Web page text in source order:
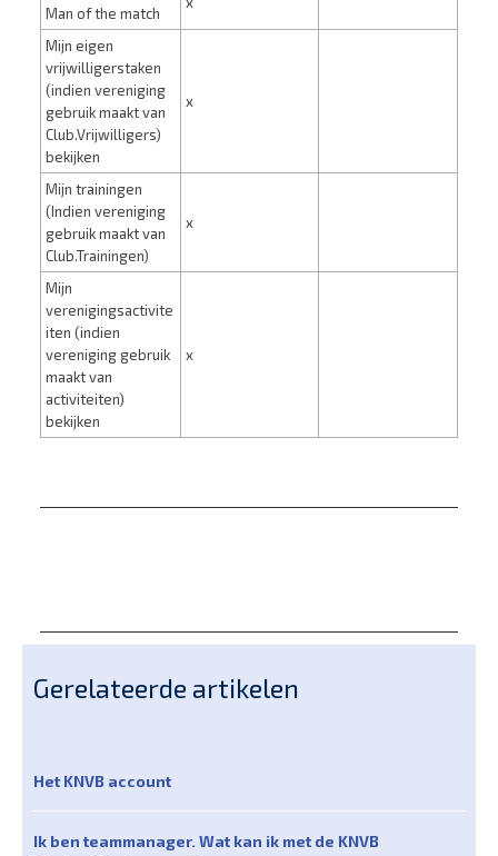
Man of the match
Mijn eigen
vrijwilligerstaken
(indien vereniging
gebruik maakt van
Club.Vrijwilligers)
bekijken
x
Mijn trainingen
(Indien vereniging
gebruik maakt van
Club.Trainingen)
x
Mijn
verenigingsactivite
iten (indien
vereniging gebruik
maakt van
activiteiten)
bekijken
x
Gerelateerde artikelen
Het KNVB account
Ik ben teammanager. Wat kan ik met de KNVB